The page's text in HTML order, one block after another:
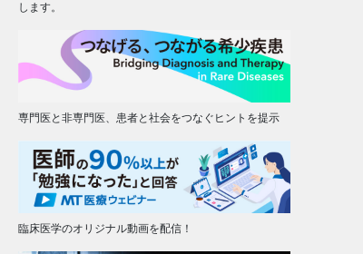
します。
専門医と非専門医、患者と社会をつなぐヒントを提示
臨床医学のオリジナル動画を配信！